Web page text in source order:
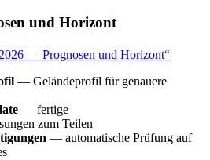
und Horizont
— Prognosen und Horizont“
— Geländeprofil für genauere
— fertige
zum Teilen
— automatische Prüfung auf